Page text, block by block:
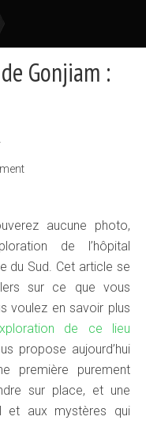
Gonjiam :
aucune photo,
de l’hôpital
du Sud. Cet article se
sur ce que vous
voulez en savoir plus
de ce lieu
propose aujourd’hui
première purement
sur place, et une
et aux mystères qui